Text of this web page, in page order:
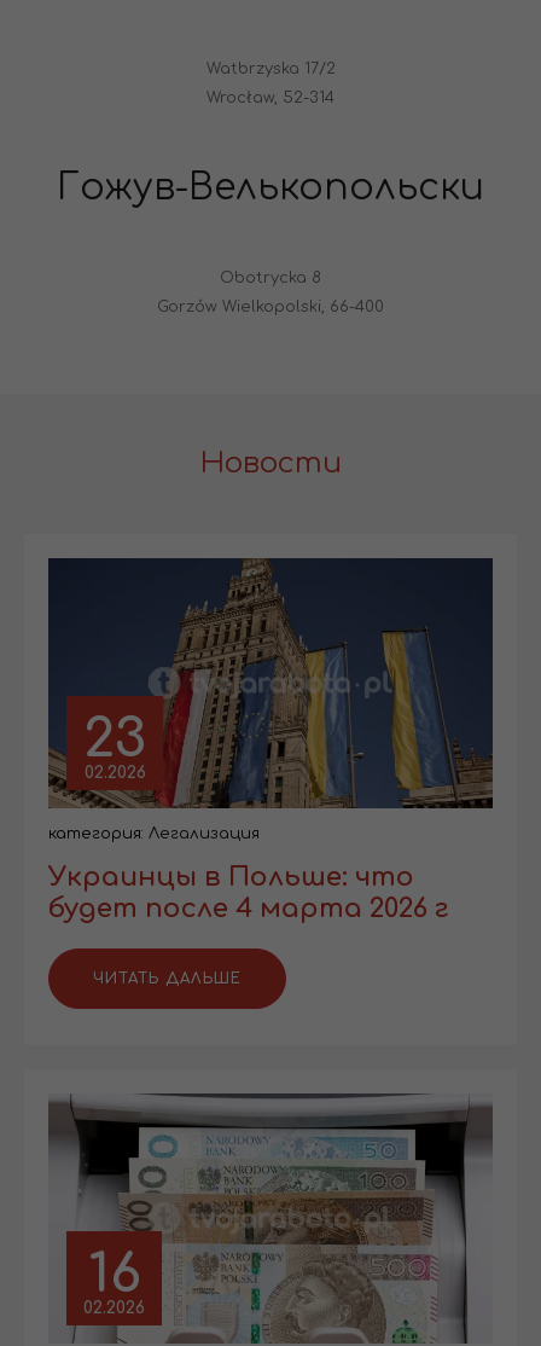
Watbrzyska 17/2
Wrocław, 52-314
Гожув-Велькопольски
Obotrycka 8
Gorzów Wielkopolski, 66-400
Новости
23
02.2026
категория: Легализация
Украинцы в Польше: что
будет после 4 марта 2026 г
ЧИТАТЬ ДАЛЬШЕ
16
02.2026